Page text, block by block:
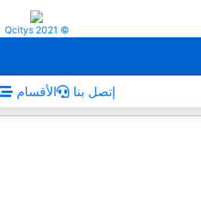
Qcitys 2021 ©
الأقسام إتصل بنا